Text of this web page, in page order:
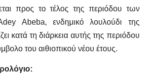
προς το τέλος της περιόδου των
Abeba, ενδημικό λουλούδι της
κατά τη διάρκεια αυτής της περιόδου
του αιθιοπικού νέου έτους.